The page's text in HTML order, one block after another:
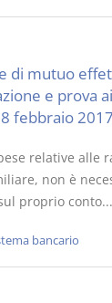
di mutuo
e prova ai
febbraio
relative alle
non è
proprio conto...
bancario